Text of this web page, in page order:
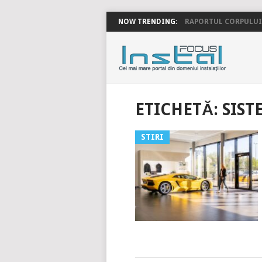
NOW TRENDING: RAPORTUL
ETICHETĂ:
STIRI